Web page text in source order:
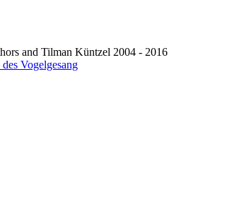
and Tilman Küntzel 2004 - 2016
Vogelgesang